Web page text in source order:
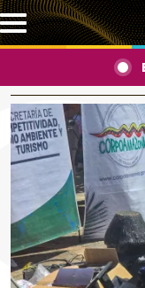
Pasar al contenido